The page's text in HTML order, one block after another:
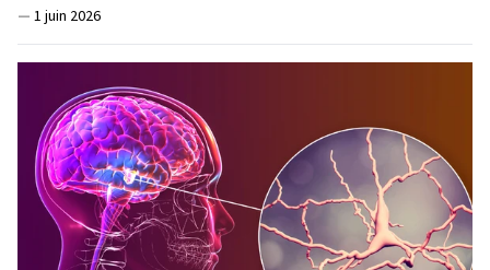
— 1 juin 2026